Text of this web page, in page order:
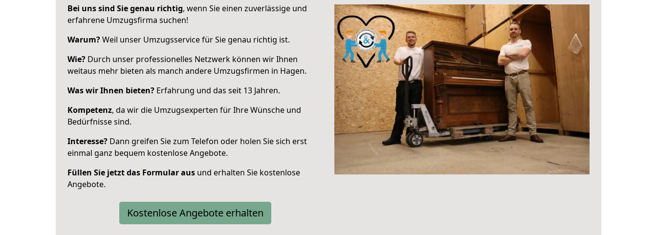
Bei uns sind Sie genau richtig, wenn Sie einen zuverlässige und
erfahrene Umzugsfirma suchen!
Warum?Weil unser Umzugsservice für Sie genau richtig ist.
Wie? Durch unser professionelles Netzwerk können wir Ihnen
weitaus mehr bieten als manch andere Umzugsfirmen in Hagen.
Was wir Ihnen bieten? Erfahrung und das seit 13 Jahren.
Kompetenz, da wir die Umzugsexperten für Ihre Wünsche und
Bedürfnisse sind.
Interesse? Dann greifen Sie zum Telefon oder holen Sie sich erst
einmal ganz bequem kostenlose Angebote.
Füllen Sie jetzt das Formular aus und erhalten Sie kostenlose
Angebote.
Kostenlose Angebote erhalten